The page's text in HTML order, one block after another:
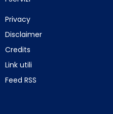
Privacy
Disclaimer
Credits
Link utili
Feed RSS